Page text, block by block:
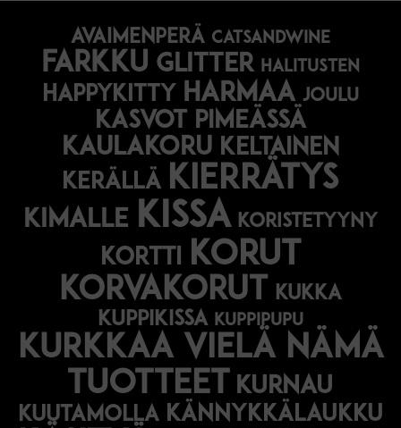
avaimenperä catsandwine
farkku glitter halitusten
happykitty harmaa joulu
Kasvot pimeässä
kaulakoru keltainen
kerällä kierrätys
kimalle kissa koristetyyny
kortti korut
korvakorut
kukka
kuppikissa kuppipupu
Kurkkaa vielä nämä
tuotteet kurnau
kuutamolla kännykkälaukku